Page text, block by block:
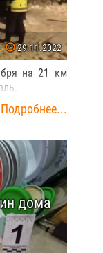
29.11.2022
на 21 км
Подробнее...
дома